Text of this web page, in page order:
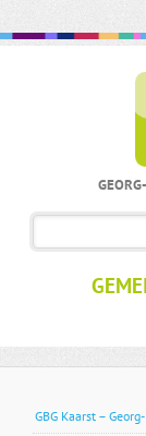
GBG Kaarst –